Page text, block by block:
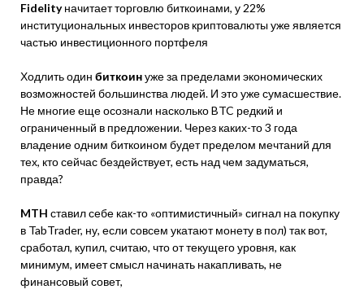
Fidelityначитает торговлю биткоинами, у 22%
институциональных инвесторов криптовалюты уже является
частью инвестиционного портфеля
Ходлить один биткоинуже за пределами экономических
возможностей большинства людей. И это уже сумасшествие.
Не многие еще осознали насколько BTC редкий и
ограниченный в предложении. Через каких-то 3 года
владение одним биткоином будет пределом мечтаний для
тех, кто сейчас бездействует, есть над чем задуматься,
правда?
MTH ставил себе как-то «оптимистичный» сигнал на покупку
в TabTrader, ну, если совсем укатают монету в пол) так вот,
сработал, купил, считаю, что от текущего уровня, как
минимум, имеет смысл начинать накапливать, не
финансовый совет,